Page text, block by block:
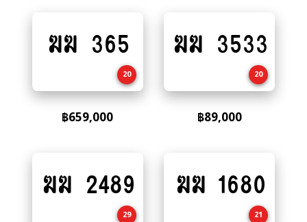
to
ฆฆ 365
20
฿659,000
to
ฆฆ 3533
20
฿89,000
to
ฆฆ 2489
29
to
ฆฆ 1680
21